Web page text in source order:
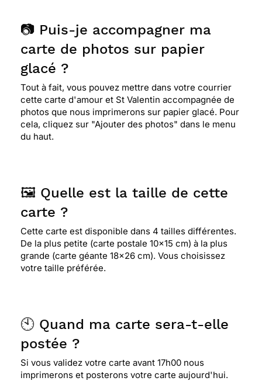
📷 Puis-je accompagner ma
carte de photos sur papier
glacé ?
Tout à fait, vous pouvez mettre dans votre courrier
cette carte d'amour et St Valentin accompagnée de
photos que nous imprimerons sur papier glacé. Pour
cela, cliquez sur "Ajouter des photos" dans le menu
du haut.
🖼️ Quelle est la taille de cette
carte ?
Cette carte est disponible dans 4 tailles différentes.
De la plus petite (carte postale 10x15 cm) à la plus
grande (carte géante 18x26 cm). Vous choisissez
votre taille préférée.
🕙 Quand ma carte sera-t-elle
postée ?
Si vous validez votre carte avant 17h00 nous
imprimerons et posterons votre carte aujourd'hui.